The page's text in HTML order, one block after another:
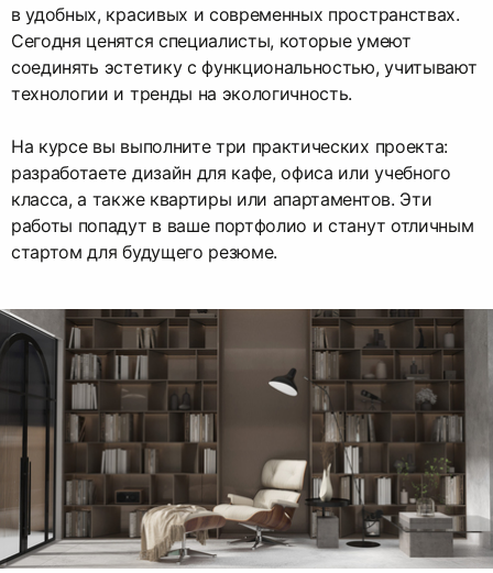
в удобных, красивых и современных пространствах.
Сегодня ценятся специалисты, которые умеют
соединять эстетику с функциональностью, учитывают
технологии и тренды на экологичность.
На курсе вы выполните три практических проекта:
разработаете дизайн для кафе, офиса или учебного
класса, а также квартиры или апартаментов. Эти
работы попадут в ваше портфолио и станут отличным
стартом для будущего резюме.